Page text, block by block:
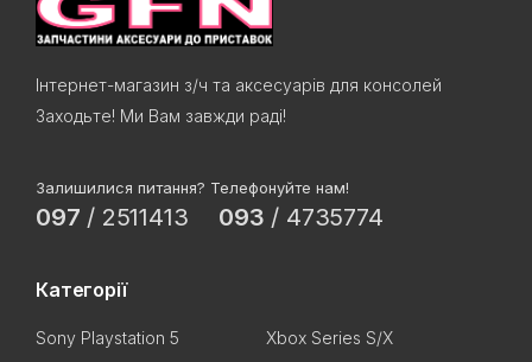
Інтернет-магазин з/ч та аксесуарів для консолей
Заходьте! Ми Вам завжди раді!
Залишилися питання? Телефонуйте нам!
097 / 2511413 093 / 4735774
Категорії
Sony Playstation 5
Xbox Series S/X